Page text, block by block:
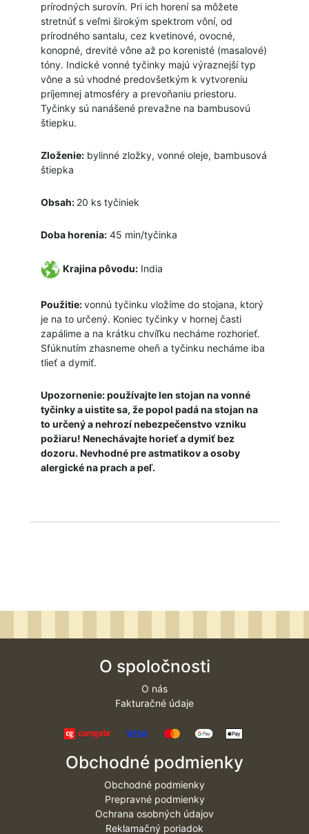
prírodných surovín. Pri ich horení sa môžete
stretnúť s veľmi širokým spektrom vôní, od
prírodného santalu, cez kvetinové, ovocné,
konopné, drevité vône až po korenisté (masalové)
tóny. Indické vonné tyčinky majú výraznejší typ
vône a sú vhodné predovšetkým k vytvoreniu
príjemnej atmosféry a prevoňaniu priestoru.
Tyčinky sú nanášené prevažne na bambusovú
štiepku.
Zloženie: bylinné zložky, vonné oleje, bambusová
štiepka
Obsah: 20 ks tyčiniek
Doba horenia: 45 min/tyčinka
Krajina pôvodu: India
Použitie:vonnú tyčinku vložíme do stojana, ktorý
je na to určený. Koniec tyčinky v hornej časti
zapálime a na krátku chvíľku necháme rozhorieť.
Sfúknutím zhasneme oheň a tyčinku necháme iba
tlieť a dymiť.
Upozornenie: používajte len stojan na vonné
tyčinky a uistite sa, že popol padá na stojan na
to určený a nehrozí nebezpečenstvo vzniku
požiaru! Nenechávajte horieť a dymiť bez
dozoru. Nevhodné pre astmatikov a osoby
alergické na prach a peľ.
O spoločnosti
O nás
Fakturačné údaje
Obchodné podmienky
Obchodné podmienky
Prepravné podmienky
Ochrana osobných údajov
Reklamačný poriadok